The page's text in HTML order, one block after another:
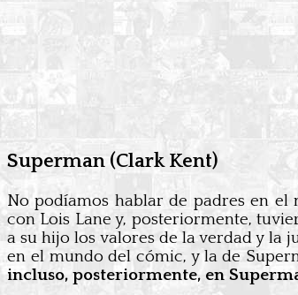
Superman (Clark Kent)
No podíamos hablar de padres en
con Lois Lane y, posteriormente,
a su hijo los valores de la verdad y la
en el mundo del cómic, y la de
incluso, posteriormente, en